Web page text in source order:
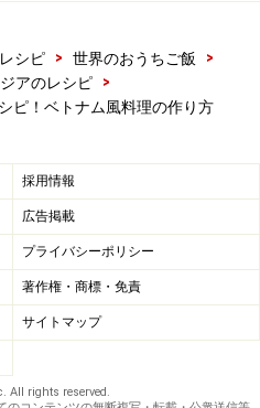
シピ > 世界のおうちご飯
>
アのレシピ
>
ピ！ベトナム風料理の作り方
採用情報
広告掲載
プライバシーポリシー
著作権・商標・免責
サイトマップ
All rights reserved.